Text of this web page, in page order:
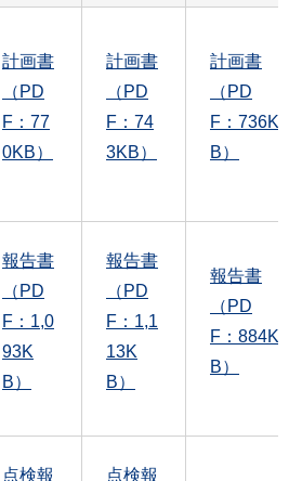
計画書
（PD
F：77
0KB）
計画書
（PD
F：74
3KB）
計画書
（PD
F：736K
B）
報告書
（PD
F：1,0
93K
B）
報告書
（PD
F：1,1
13K
B）
報告書
（PD
F：884K
B）
点検報
点検報